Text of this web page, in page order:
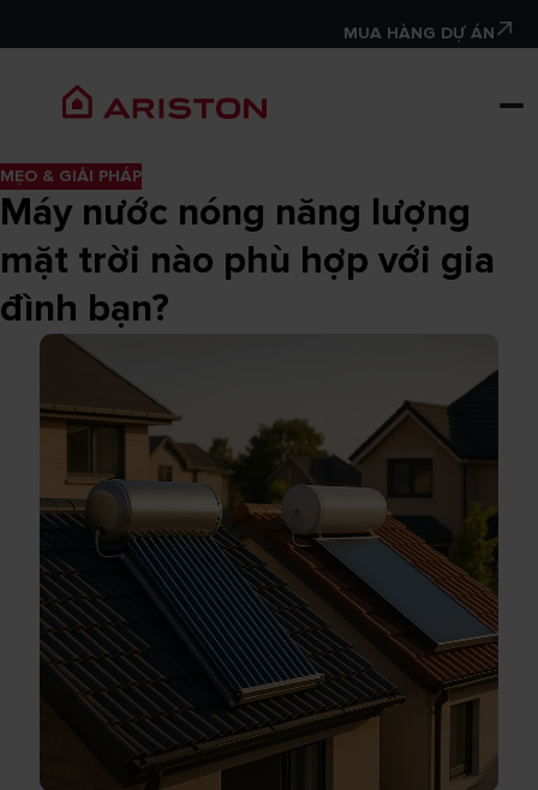
MUA HÀNG DỰ ÁN
MẸO & GIẢI PHÁP
Máy nước nóng năng lượng
mặt trời nào phù hợp với gia
đình bạn?